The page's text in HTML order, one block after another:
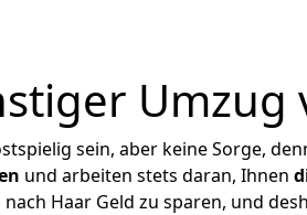
Umzug
sein, aber keine Sorge,
und arbeiten stets daran, Ihnen
Haar Geld zu sparen, und